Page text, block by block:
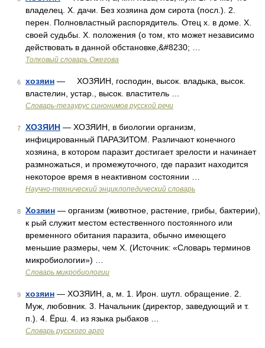
владелец. Х. дачи. Без хозяина дом сирота (посл.). 2.
перен. Полновластный распорядитель. Отец х. в доме. Х.
своей судьбы. Х. положения (о том, кто может независимо
действовать в данной обстановке,&#8230; …
Толковый словарь Ожегова
6 хозяин — ХОЗЯИН, господин, высок. владыка, высок.
властелин, устар., высок. властитель …
Словарь-тезаурус синонимов русской речи
7 ХОЗЯИН — ХОЗЯИН, в биологии организм,
инфицированный ПАРАЗИТОМ. Различают конечного
хозяина, в котором паразит достигает зрелости и начинает
размножаться, и промежуточного, где паразит находится
некоторое время в неактивном состоянии …
Научно-технический энциклопедический словарь
8 Хозяин — организм (животное, растение, грибы, бактерии),
к рый служит местом естественного постоянного или
временного обитания паразита, обычно имеющего
меньшие размеры, чем X. (Источник: «Словарь терминов
микробиологии») …
Словарь микробиологии
9 хозяин — ХОЗЯИН, а, м. 1. Ирон. шутл. обращение. 2.
Муж, любовник. 3. Начальник (директор, заведующий и т.
п.). 4. Ёрш. 4. из языка рыбаков …
Словарь русского арго